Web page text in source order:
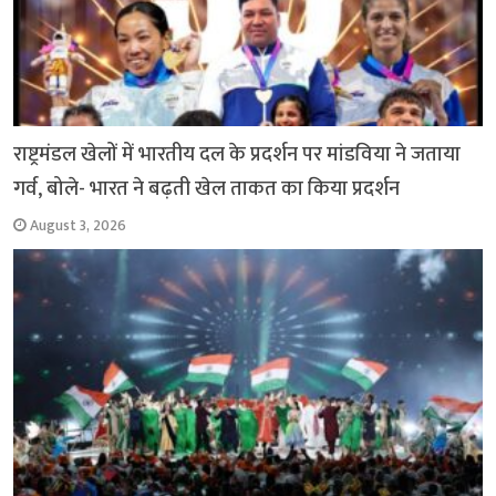
राष्ट्रमंडल खेलों में भारतीय दल के प्रदर्शन पर मांडविया ने जताया
गर्व, बोले- भारत ने बढ़ती खेल ताकत का किया प्रदर्शन
August 3, 2026